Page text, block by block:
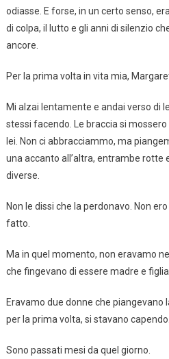
odiasse. E forse, in un certo senso,
di colpa, il lutto e gli anni di silenzio
ancore.
Per la prima volta in vita mia,
Mi alzai lentamente e andai verso di
stessi facendo. Le braccia si
lei. Non ci abbracciammo, ma
una accanto all’altra, entrambe rotte
diverse.
Non le dissi che la perdonavo. Non
fatto.
Ma in quel momento, non eravamo
che fingevano di essere madre e figlia.
Eravamo due donne che piangevano
per la prima volta, si stavano capendo.
Sono passati mesi da quel giorno.